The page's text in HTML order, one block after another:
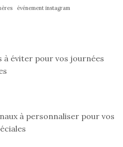
événement instagram
à éviter pour vos journées
à personnaliser pour vos